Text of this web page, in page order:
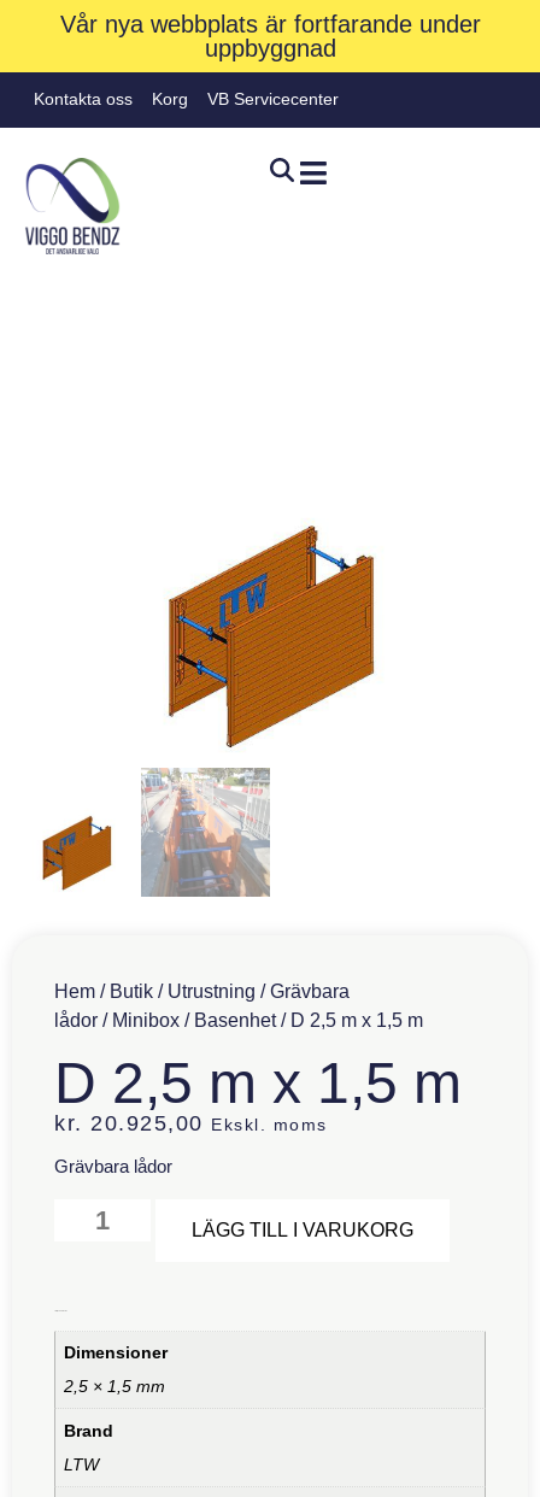
Vår nya webbplats är fortfarande under
uppbyggnad
Kontakta oss Korg VB Servicecenter
Hem / Butik / Utrustning /Grävbara
lådor / Minibox / Basenhet/ D 2,5 m x 1,5 m
D 2,5 m x 1,5 m
kr. 20.925,00 Ekskl. moms
Grävbara lådor
LÄGG TILL I VARUKORG
Dimensioner
2,5 × 1,5 mm
Brand
LTW